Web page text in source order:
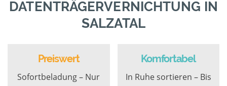
DATENTRÄGERVERNICHTUNG IN
SALZATAL
Preiswert
Sofortbeladung – Nur
Komfortabel
In Ruhe sortieren – Bis